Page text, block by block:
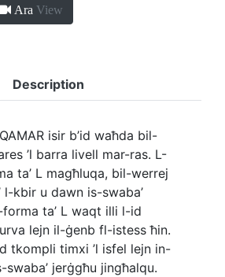
Ara View
Description
isir b’id waħda bil-
’l barra livell mar-ras. L-
ta’ L magħluqa, bil-werrej
l-kbir u dawn is-swaba’
ta’ L waqt illi l-id
lejn il-ġenb fl-istess ħin.
tkompli timxi ’l isfel lejn in-
jerġgħu jingħalqu.